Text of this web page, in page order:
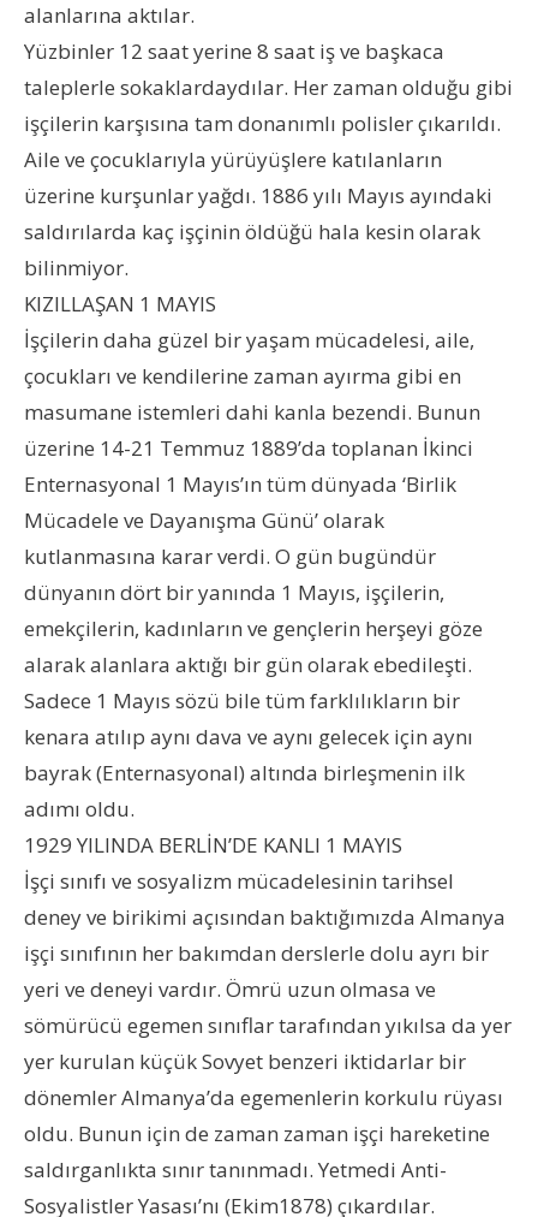
alanlarına aktılar.
Yüzbinler 12 saat yerine 8 saat iş ve başkaca
taleplerle sokaklardaydılar. Her zaman olduğu gibi
işçilerin karşısına tam donanımlı polisler çıkarıldı.
Aile ve çocuklarıyla yürüyüşlere katılanların
üzerine kurşunlar yağdı. 1886 yılı Mayıs ayındaki
saldırılarda kaç işçinin öldüğü hala kesin olarak
bilinmiyor.
KIZILLAŞAN 1 MAYIS
İşçilerin daha güzel bir yaşam mücadelesi, aile,
çocukları ve kendilerine zaman ayırma gibi en
masumane istemleri dahi kanla bezendi. Bunun
üzerine 14-21 Temmuz 1889’da toplanan İkinci
Enternasyonal 1 Mayıs’ın tüm dünyada ‘Birlik
Mücadele ve Dayanışma Günü’ olarak
kutlanmasına karar verdi. O gün bugündür
dünyanın dört bir yanında 1 Mayıs, işçilerin,
emekçilerin, kadınların ve gençlerin herşeyi göze
alarak alanlara aktığı bir gün olarak ebedileşti.
Sadece 1 Mayıs sözü bile tüm farklılıkların bir
kenara atılıp aynı dava ve aynı gelecek için aynı
bayrak (Enternasyonal) altında birleşmenin ilk
adımı oldu.
1929 YILINDA BERLİN’DE KANLI 1 MAYIS
İşçi sınıfı ve sosyalizm mücadelesinin tarihsel
deney ve birikimi açısından baktığımızda Almanya
işçi sınıfının her bakımdan derslerle dolu ayrı bir
yeri ve deneyi vardır. Ömrü uzun olmasa ve
sömürücü egemen sınıflar tarafından yıkılsa da yer
yer kurulan küçük Sovyet benzeri iktidarlar bir
dönemler Almanya’da egemenlerin korkulu rüyası
oldu. Bunun için de zaman zaman işçi hareketine
saldırganlıkta sınır tanınmadı. Yetmedi Anti-
Sosyalistler Yasası’nı (Ekim1878) çıkardılar.